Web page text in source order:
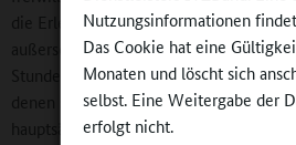
Nutzungsinformationen
Das Cookie hat eine
Monaten und löscht sich
selbst. Eine Weitergabe der
erfolgt nicht.
die Erledigung der Hausaufgaben an
außerschulischen Partner bleibt dann
Stunde des Tages übrig, um sie mit
denen sich die Schule dann nach einem
hauptsächlich Bewegung wünscht.